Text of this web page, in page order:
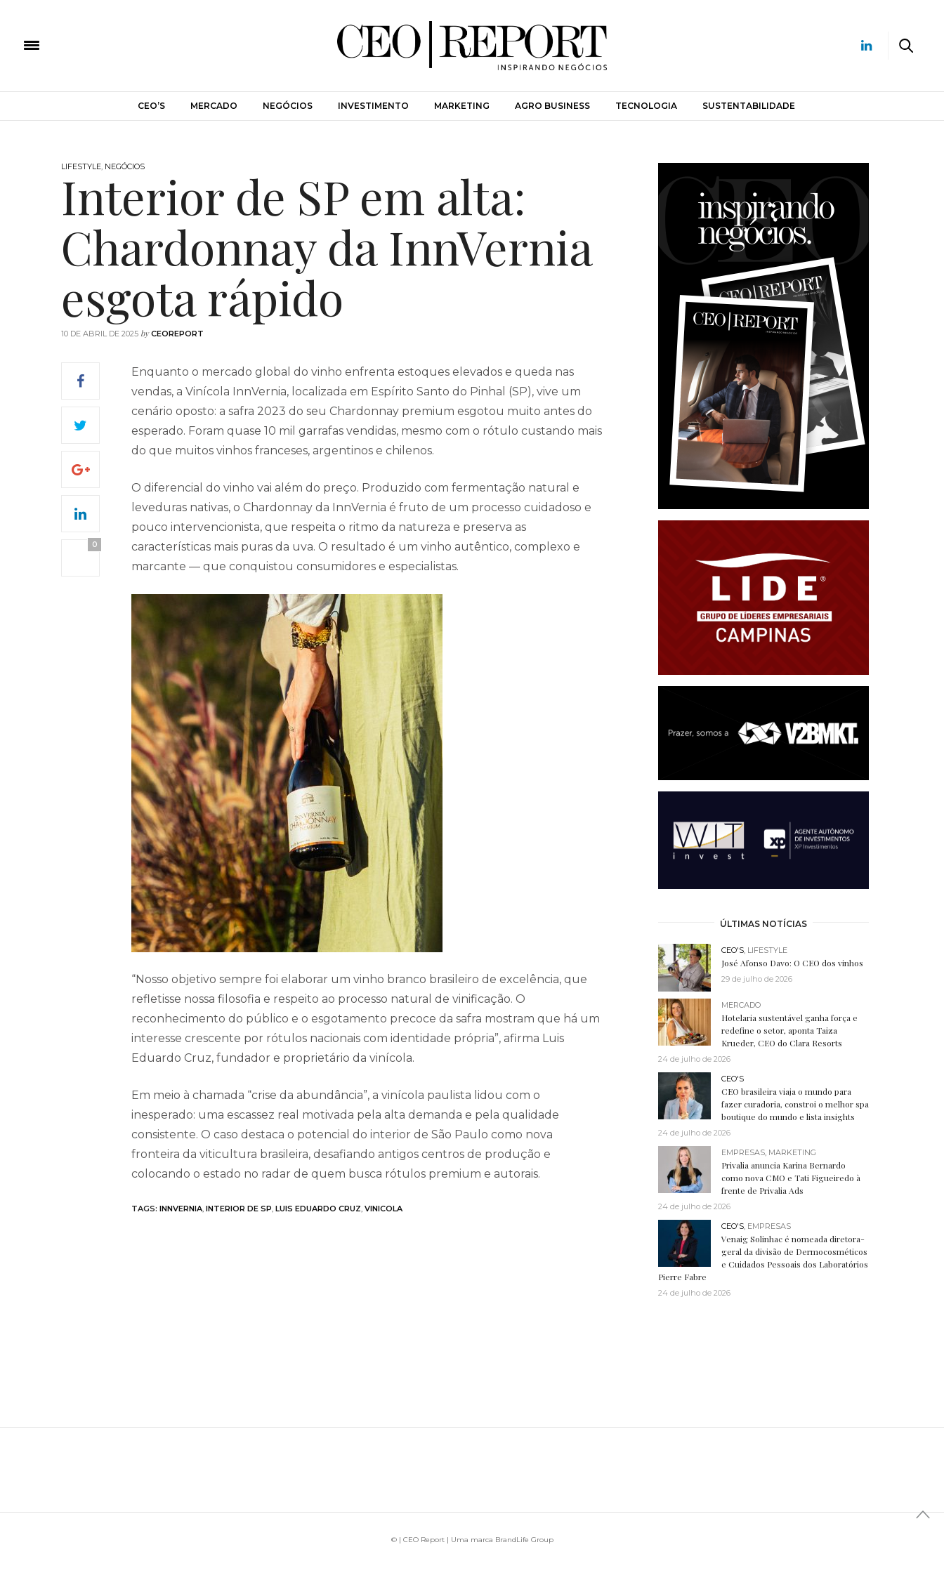
CEO’S MERCADO NEGÓCIOS INVESTIMENTO MARKETING AGRO BUSINESS TECNOLOGIA SUSTENTABILIDADE
LIFESTYLE, NEGÓCIOS
Interior de SP em alta:
Chardonnay da InnVernia
esgota rápido
10 DE ABRIL DE 2025 by CEOREPORT
0
Enquanto o mercado global do vinho enfrenta estoques elevados e queda nas
vendas, a Vinícola InnVernia, localizada em Espírito Santo do Pinhal (SP), vive um
cenário oposto: a safra 2023 do seu Chardonnay premium esgotou muito antes do
esperado. Foram quase 10 mil garrafas vendidas, mesmo com o rótulo custando mais
do que muitos vinhos franceses, argentinos e chilenos.
O diferencial do vinho vai além do preço. Produzido com fermentação natural e
leveduras nativas, o Chardonnay da InnVernia é fruto de um processo cuidadoso e
pouco intervencionista, que respeita o ritmo da natureza e preserva as
características mais puras da uva. O resultado é um vinho autêntico, complexo e
marcante — que conquistou consumidores e especialistas.
“Nosso objetivo sempre foi elaborar um vinho branco brasileiro de excelência, que
refletisse nossa filosofia e respeito ao processo natural de vinificação. O
reconhecimento do público e o esgotamento precoce da safra mostram que há um
interesse crescente por rótulos nacionais com identidade própria”, afirma Luis
Eduardo Cruz, fundador e proprietário da vinícola.
Em meio à chamada “crise da abundância”, a vinícola paulista lidou com o
inesperado: uma escassez real motivada pela alta demanda e pela qualidade
consistente. O caso destaca o potencial do interior de São Paulo como nova
fronteira da viticultura brasileira, desafiando antigos centros de produção e
colocando o estado no radar de quem busca rótulos premium e autorais.
TAGS: INNVERNIA, INTERIOR DE SP, LUIS EDUARDO CRUZ, VINICOLA
ÚLTIMAS NOTÍCIAS
CEO'S, LIFESTYLE
José Afonso Davo: O CEO dos vinhos
29 de julho de 2026
MERCADO
Hotelaria sustentável ganha força e
redefine o setor, aponta Taiza
Krueder, CEO do Clara Resorts
24 de julho de 2026
CEO'S
CEO brasileira viaja o mundo para
fazer curadoria, constroi o melhor spa
boutique do mundo e lista insights
24 de julho de 2026
EMPRESAS MARKETING
Privalia anuncia Karina Bernardo
como nova CMO e Tati Figueiredo à
frente de Privalia Ads
24 de julho de 2026
CEO'S EMPRESAS
Venaig Solinhac é nomeada diretora-
geral da divisão de Dermocosméticos
e Cuidados Pessoais dos Laboratórios
Pierre Fabre
24 de julho de 2026
© | CEO Report | Uma marca BrandLife Group